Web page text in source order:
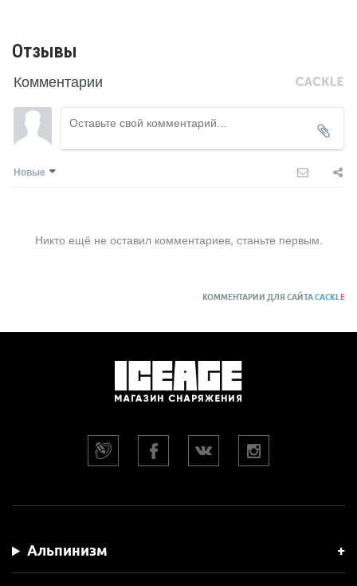
Отзывы
Комментарии
Новые
Никто ещё не оставил комментариев, станьте первым.
КОММЕНТАРИИ ДЛЯ САЙТАCACKL E
Альпинизм